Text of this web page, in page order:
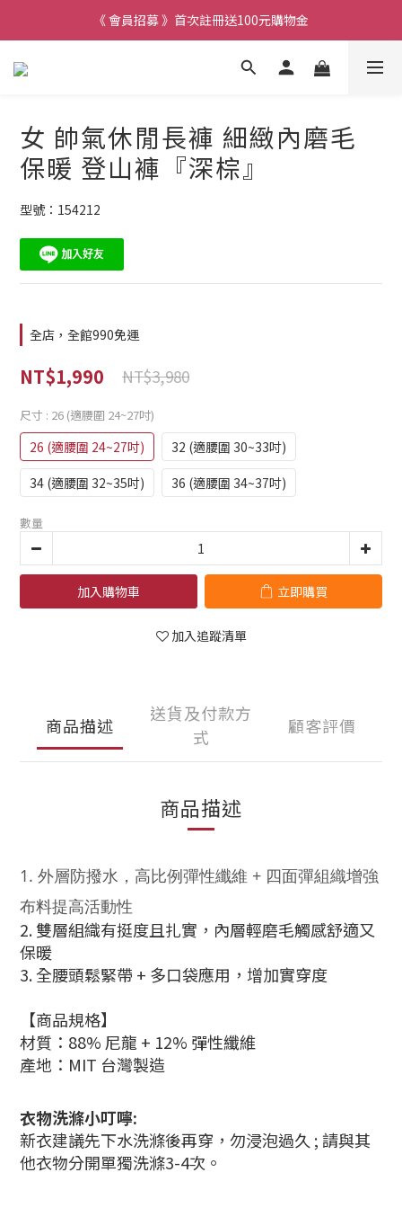
《 會員招募 》首次註冊送100元購物金
女 帥氣休閒長褲 細緻內磨毛
保暖 登山褲『深棕』
型號：154212
全店，全館990免運
NT$1,990 NT$3,980
尺寸 : 26 (適腰圍 24~27吋)
26 (適腰圍 24~27吋)
32 (適腰圍 30~33吋)
34 (適腰圍 32~35吋)
36 (適腰圍 34~37吋)
數量
加入購物車 立即購買
加入追蹤清單
商品描述
送貨及付款方
式
顧客評價
商品描述
1. 外層防撥水，高比例彈性纖維 + 四面彈組織增強
布料提高活動性
2. 雙層組織有挺度且扎實，內層輕磨毛觸感舒適又
保暖
3. 全腰頭鬆緊帶 + 多口袋應用，增加實穿度
【商品規格】
材質：88% 尼龍 + 12% 彈性纖維
產地：MIT 台灣製造
衣物洗滌小叮嚀:
新衣建議先下水洗滌後再穿，勿浸泡過久 ; 請與其
他衣物分開單獨洗滌3-4次。